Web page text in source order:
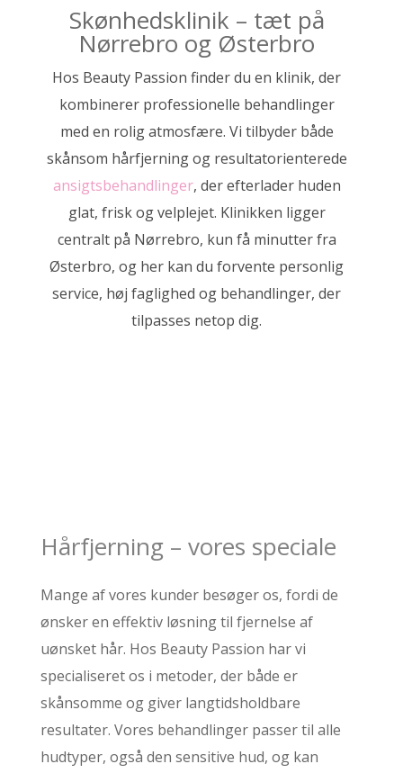
Skønhedsklinik – tæt på
Nørrebro og Østerbro
Hos Beauty Passion finder du en klinik, der
kombinerer professionelle behandlinger
med en rolig atmosfære. Vi tilbyder både
skånsom hårfjerning og resultatorienterede
ansigtsbehandlinger, der efterlader huden
glat, frisk og velplejet. Klinikken ligger
centralt på Nørrebro, kun få minutter fra
Østerbro, og her kan du forvente personlig
service, høj faglighed og behandlinger, der
tilpasses netop dig.
Hårfjerning – vores speciale
Mange af vores kunder besøger os, fordi de
ønsker en effektiv løsning til fjernelse af
uønsket hår. Hos Beauty Passion har vi
specialiseret os i metoder, der både er
skånsomme og giver langtidsholdbare
resultater. Vores behandlinger passer til alle
hudtyper, også den sensitive hud, og kan